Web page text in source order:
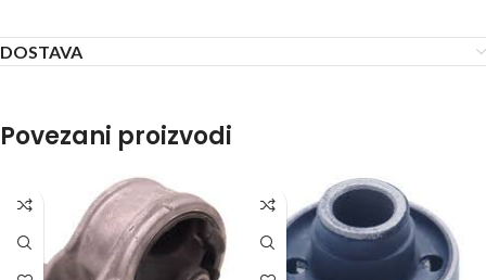
DOSTAVA
Povezani proizvodi